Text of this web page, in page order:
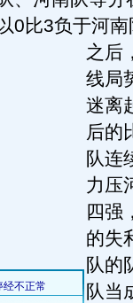
0比3负于河南
之后
线局
迷离
后的
队连
力压
四强
的失
队的
队当